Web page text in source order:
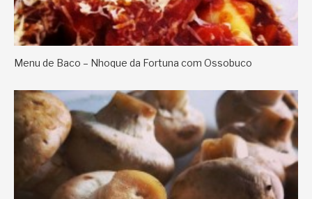
Menu de Baco – Nhoque da Fortuna com Ossobuco